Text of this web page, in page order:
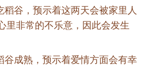
稻谷，预示着这两天会被家里人
里非常的不乐意，因此会发生
谷成熟，预示着爱情方面会有幸